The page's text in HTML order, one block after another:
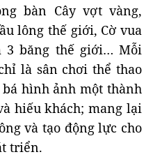
bàn Cây vợt vàng,
lông thế giới, Cờ vua
3 băng thế giới… Mỗi
là sân chơi thể thao
hình ảnh một thành
hiếu khách; mang lại
và tạo động lực cho
triển.